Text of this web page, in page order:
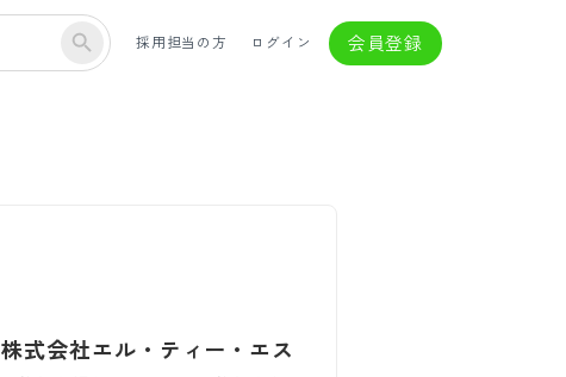
採用担当の方 ログイン 会員登録
株式会社エル・ティー・エス